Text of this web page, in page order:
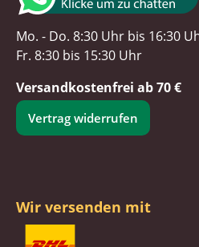
Mo. - Do. 8:30 Uhr bis 16:30
Fr. 8:30 bis 15:30 Uhr
Versandkostenfrei ab 70 €
Vertrag widerrufen
Wir versenden mit